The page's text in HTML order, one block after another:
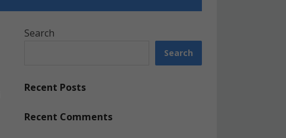
Search
Search
Recent Posts
Recent Comments